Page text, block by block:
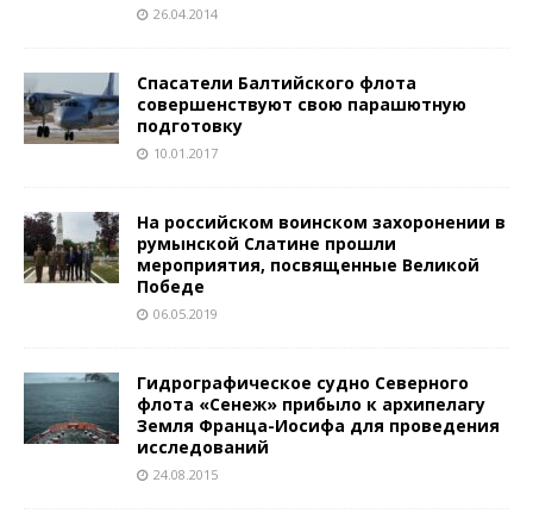
26.04.2014
Спасатели Балтийского флота
совершенствуют свою парашютную
подготовку
10.01.2017
На российском воинском захоронении в
румынской Слатине прошли
мероприятия, посвященные Великой
Победе
06.05.2019
Гидрографическое судно Северного
флота «Сенеж» прибыло к архипелагу
Земля Франца-Иосифа для проведения
исследований
24.08.2015